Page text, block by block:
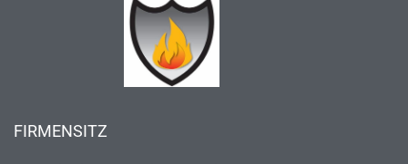
FIRMENSITZ